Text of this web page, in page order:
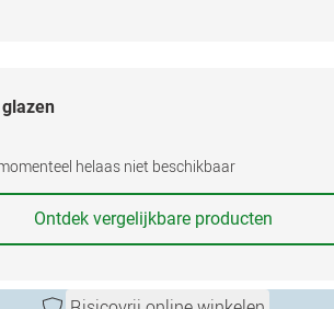
helaas niet beschikbaar
Ontdek vergelijkbare producten